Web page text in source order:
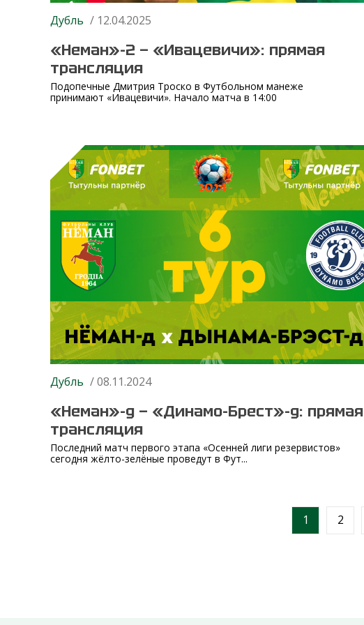
Дубль / 12.04.2025
«Неман»-2 — «Ивацевичи»: прямая
трансляция
Подопечные Дмитрия Троско в Футбольном манеже
принимают «Ивацевичи». Начало матча в 14:00
Дубль / 08.11.2024
«Неман»-д — «Динамо-Брест»-д: прямая
трансляция
Последний матч первого этапа «Осенней лиги резервистов»
сегодня жёлто-зелёные проведут в Фут...
1 2